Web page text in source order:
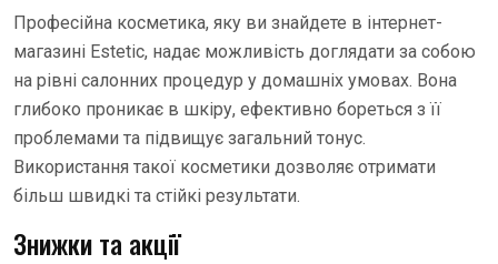
Професійна косметика, яку ви знайдете в інтернет-
магазині Estetic, надає можливість доглядати за собою
на рівні салонних процедур у домашніх умовах. Вона
глибоко проникає в шкіру, ефективно бореться з її
проблемами та підвищує загальний тонус.
Використання такої косметики дозволяє отримати
більш швидкі та стійкі результати.
Знижки та акції